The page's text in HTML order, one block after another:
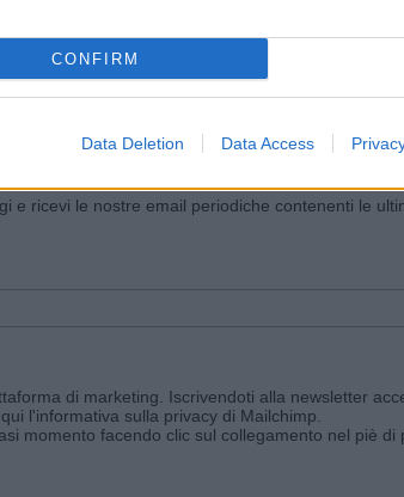
CONFIRM
Data Deletion Data Access
e ricevi le nostre email periodiche contenenti le
di marketing. Iscrivendoti alla newsletter
l'informativa sulla privacy di Mailchimp
momento facendo clic sul collegamento nel piè di